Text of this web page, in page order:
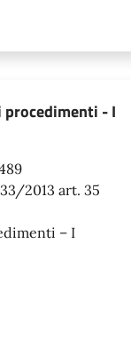
- I
2013 art. 35
– I